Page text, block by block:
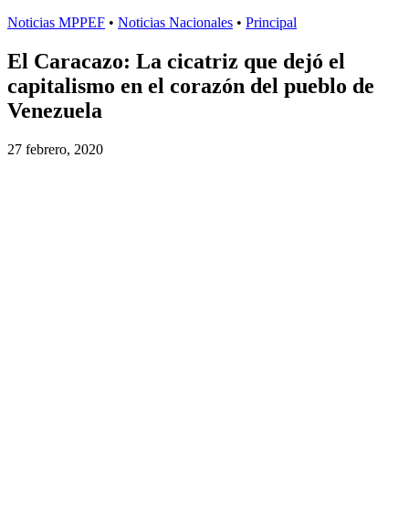
Noticias MPPEF • Noticias Nacionales • Principal
El Caracazo: La cicatriz que dejó el
capitalismo en el corazón del pueblo de
Venezuela
27 febrero, 2020